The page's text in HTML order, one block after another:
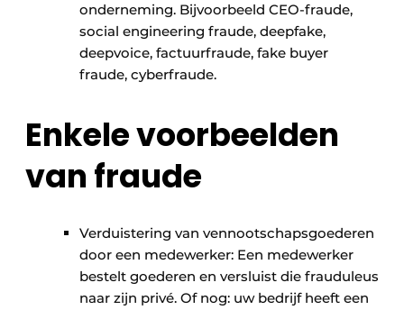
Glasrecyclage
Houtafval
Medisch afval
Metaalrecyclage
Papierafval
Textielrecyclage
onderneming. Bijvoorbeeld CEO-fraude,
social engineering fraude, deepfake,
deepvoice, factuurfraude, fake buyer
fraude, cyberfraude.
Enkele voorbeelden
van fraude
Verduistering van vennootschapsgoederen
door een medewerker: Een medewerker
bestelt goederen en versluist die frauduleus
naar zijn privé. Of nog: uw bedrijf heeft een